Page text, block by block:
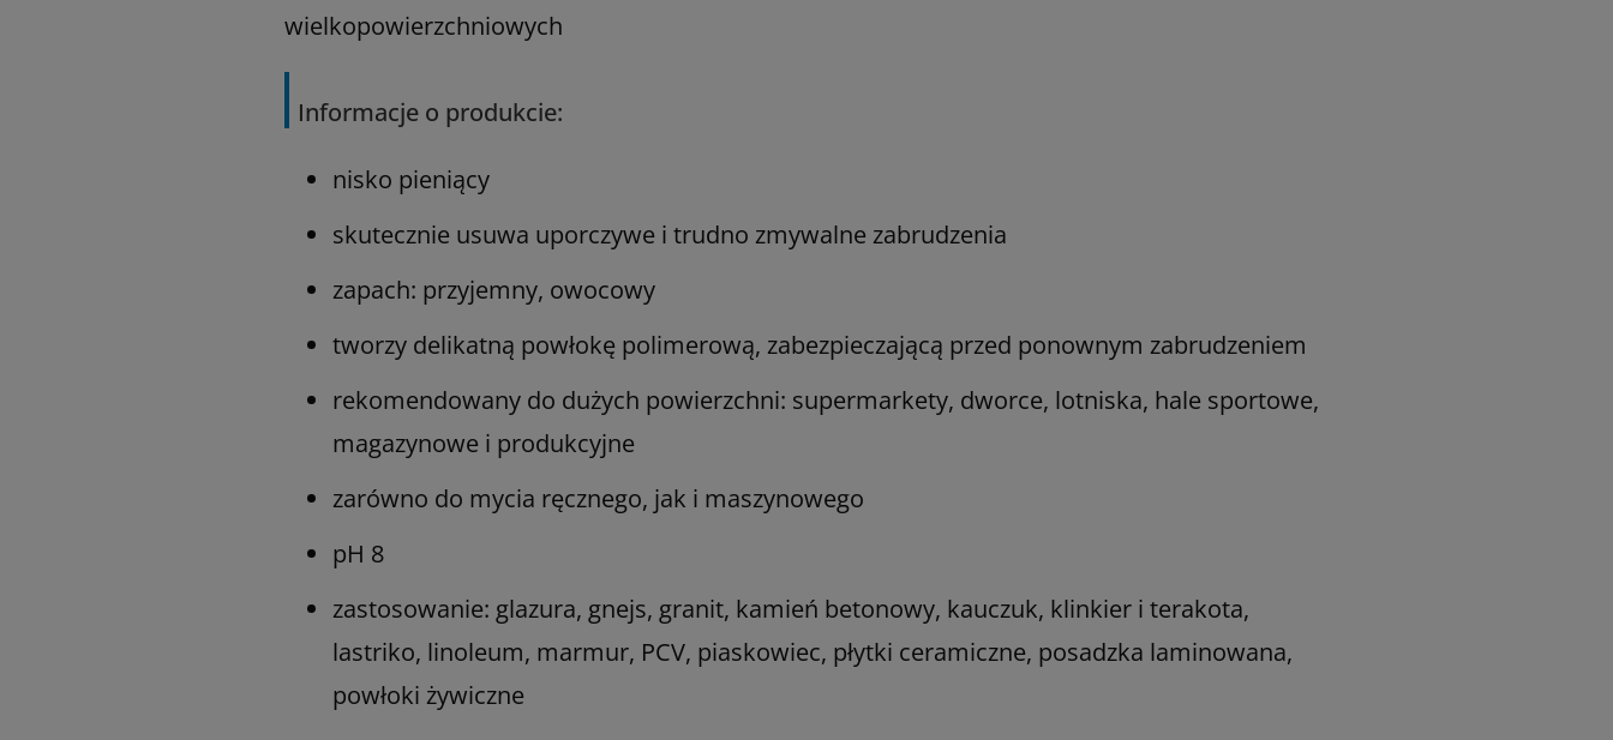
wielkopowierzchniowych
Informacje o produkcie:
nisko pieniący
skutecznie usuwa uporczywe i trudno zmywalne zabrudzenia
zapach: przyjemny, owocowy
tworzy delikatną powłokę polimerową, zabezpieczającą przed ponownym zabrudzeniem
rekomendowany do dużych powierzchni: supermarkety, dworce, lotniska, hale sportowe,
magazynowe i produkcyjne
zarówno do mycia ręcznego, jak i maszynowego
pH 8
zastosowanie: glazura, gnejs, granit, kamień betonowy, kauczuk, klinkier i terakota,
lastriko, linoleum, marmur, PCV, piaskowiec, płytki ceramiczne, posadzka laminowana,
powłoki żywiczne